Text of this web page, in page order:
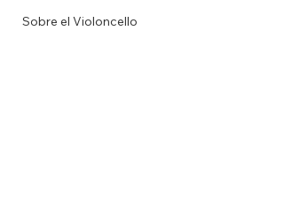
Sobre el Violoncello